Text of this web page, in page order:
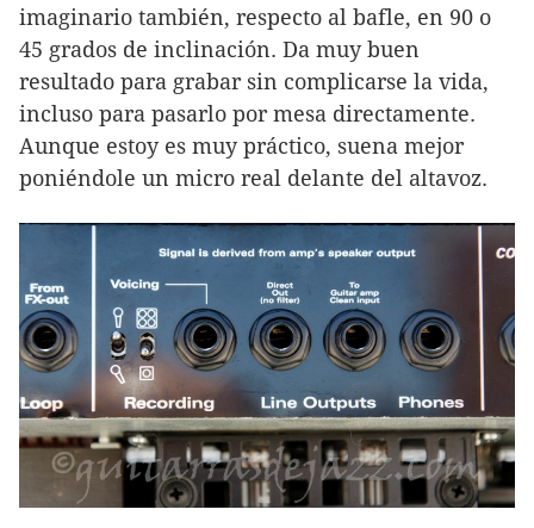
imaginario también, respecto al bafle, en 90 o
45 grados de inclinación. Da muy buen
resultado para grabar sin complicarse la vida,
incluso para pasarlo por mesa directamente.
Aunque estoy es muy práctico, suena mejor
poniéndole un micro real delante del altavoz.